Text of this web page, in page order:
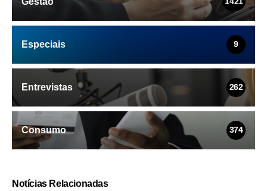
Especiais 9
Entrevistas 262
Consumo 374
Notícias Relacionadas